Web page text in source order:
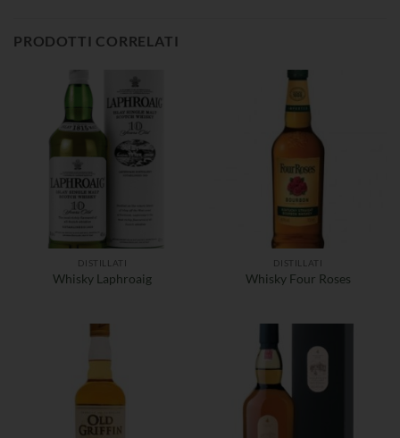
PRODOTTI CORRELATI
DISTILLATI
Whisky Laphroaig
DISTILLATI
Whisky Four Roses